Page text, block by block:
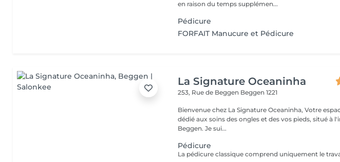
en raison du temps supplémen...
Pédicure
FORFAIT Manucure et Pédicure
La Signature Oceaninha
253, Rue de Beggen Beggen 1221
Bienvenue chez La Signature Oceaninha, Votre espace de beauté
dédié aux soins des ongles et des vos pieds, situé à
Beggen. Je sui...
Pédicure